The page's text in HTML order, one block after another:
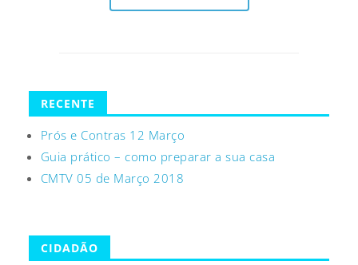
RECENTE
Prós e Contras 12 Março
Guia prático – como preparar a sua casa
CMTV 05 de Março 2018
CIDADÃO